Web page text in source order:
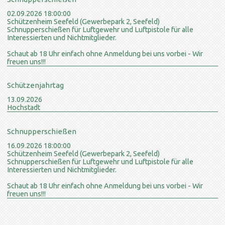
02.09.2026 18:00:00
Schützenheim Seefeld (Gewerbepark 2, Seefeld)
Schnupperschießen für Luftgewehr und Luftpistole für alle
Interessierten und Nichtmitglieder.
Schaut ab 18 Uhr einfach ohne Anmeldung bei uns vorbei - Wir
freuen uns!!!
Schützenjahrtag
13.09.2026
Hochstadt
Schnupperschießen
16.09.2026 18:00:00
Schützenheim Seefeld (Gewerbepark 2, Seefeld)
Schnupperschießen für Luftgewehr und Luftpistole für alle
Interessierten und Nichtmitglieder.
Schaut ab 18 Uhr einfach ohne Anmeldung bei uns vorbei - Wir
freuen uns!!!